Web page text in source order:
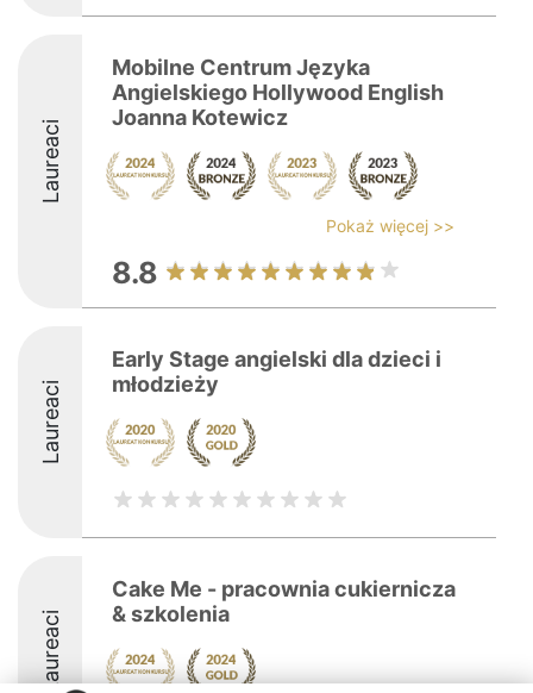
Laureaci
Mobilne Centrum Języka
Angielskiego Hollywood English
Joanna Kotewicz
Pokaż więcej >>
8.8
Laureaci
Early Stage angielski dla dzieci i
młodzieży
Laureaci
Cake Me - pracownia cukiernicza
& szkolenia